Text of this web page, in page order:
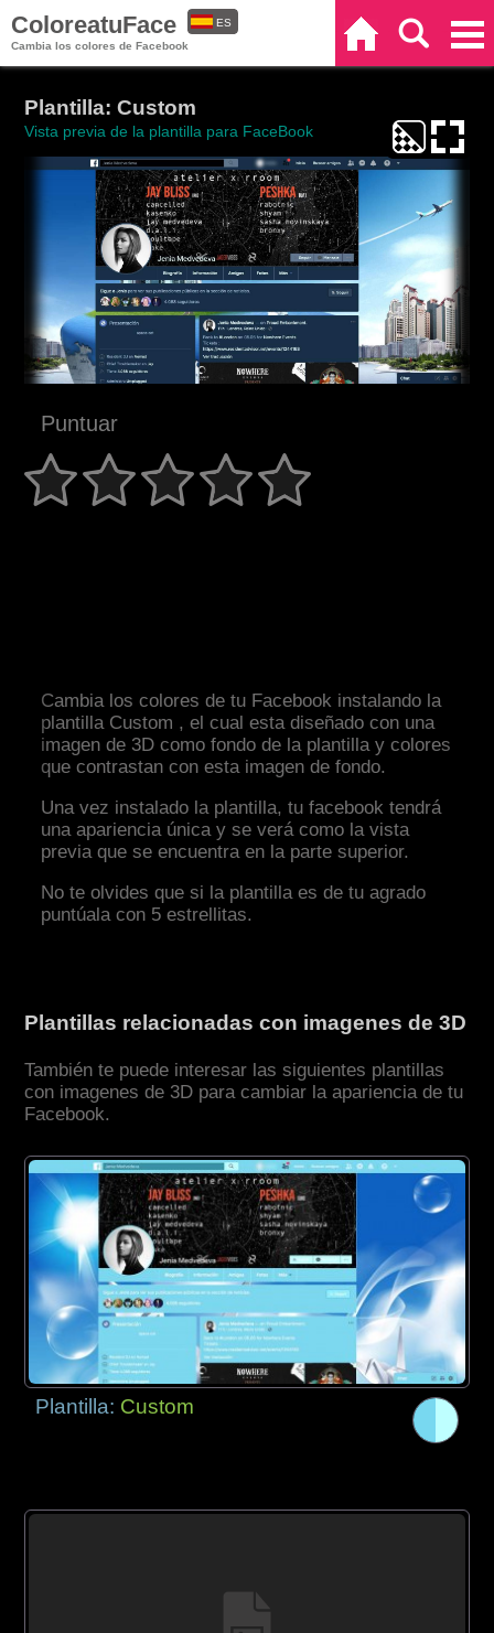
ColoreatuFace
Cambia los colores de Facebook
ES
Plantilla: Custom
Vista previa de la plantilla para FaceBook
Puntuar
Cambia los colores de tu Facebook instalando la
plantilla Custom , el cual esta diseñado con una
imagen de 3D como fondo de la plantilla y colores
que contrastan con esta imagen de fondo.
Una vez instalado la plantilla, tu facebook tendrá
una apariencia única y se verá como la vista
previa que se encuentra en la parte superior.
No te olvides que si la plantilla es de tu agrado
puntúala con 5 estrellitas.
Plantillas relacionadas con imagenes de 3D
También te puede interesar las siguientes plantillas
con imagenes de 3D para cambiar la apariencia de tu
Facebook.
Plantilla: Custom